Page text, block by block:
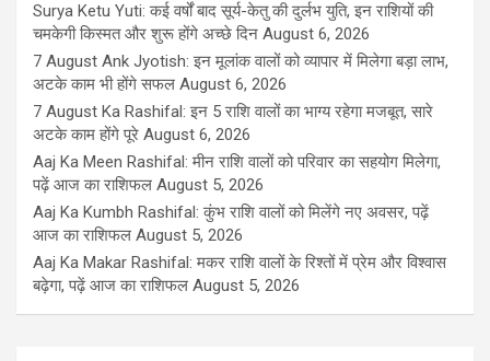
Surya Ketu Yuti: कई वर्षों बाद सूर्य-केतु की दुर्लभ युति, इन राशियों की
चमकेगी किस्मत और शुरू होंगे अच्छे दिन August 6, 2026
7 August Ank Jyotish: इन मूलांक वालों को व्यापार में मिलेगा बड़ा लाभ,
अटके काम भी होंगे सफल August 6, 2026
7 August Ka Rashifal: इन 5 राशि वालों का भाग्य रहेगा मजबूत, सारे
अटके काम होंगे पूरे August 6, 2026
Aaj Ka Meen Rashifal: मीन राशि वालों को परिवार का सहयोग मिलेगा,
पढ़ें आज का राशिफल August 5, 2026
Aaj Ka Kumbh Rashifal: कुंभ राशि वालों को मिलेंगे नए अवसर, पढ़ें
आज का राशिफल August 5, 2026
Aaj Ka Makar Rashifal: मकर राशि वालों के रिश्तों में प्रेम और विश्वास
बढ़ेगा, पढ़ें आज का राशिफल August 5, 2026